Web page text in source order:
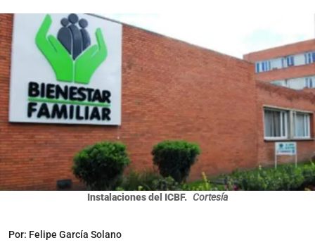
Instalaciones del ICBF. Cortesía
Por: Felipe García Solano